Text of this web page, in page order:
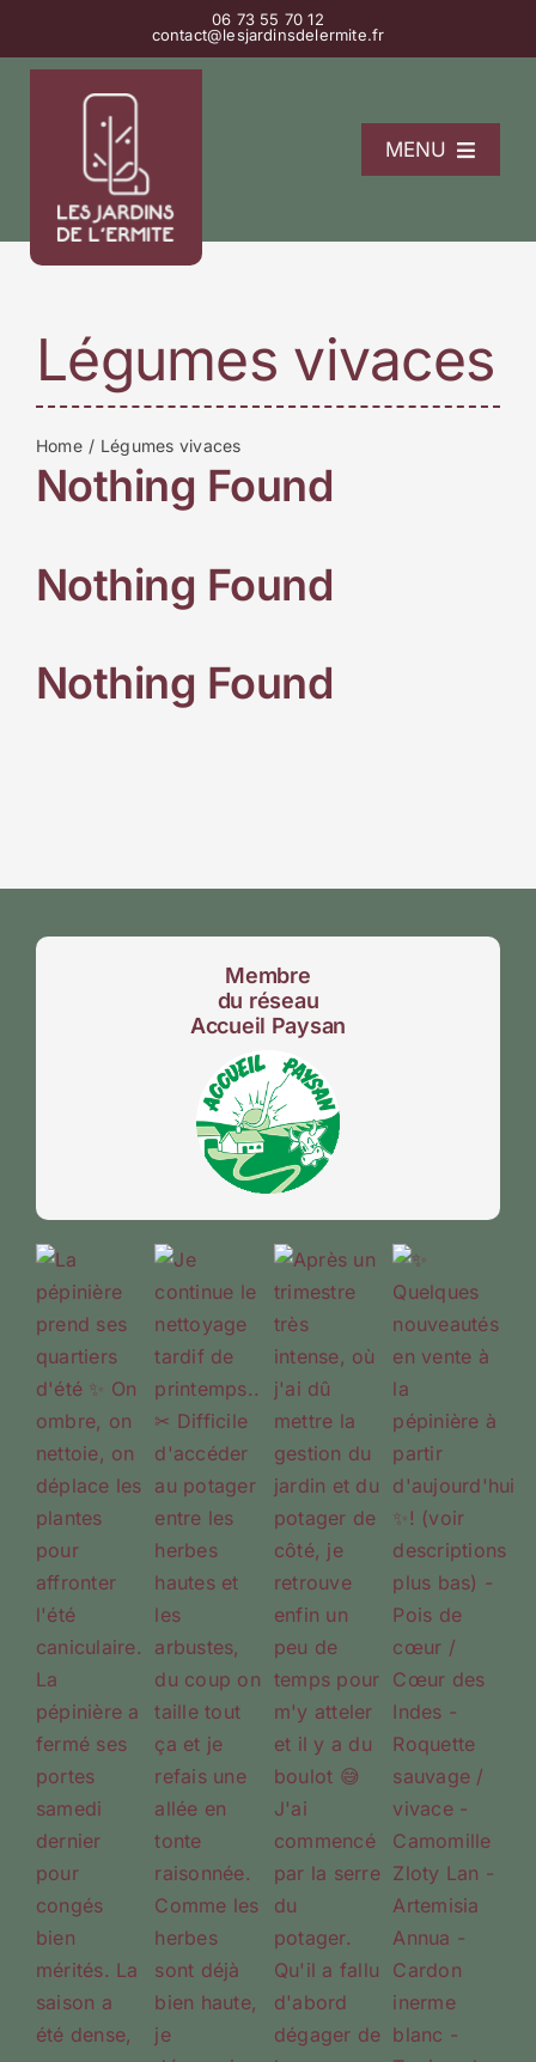
06 73 55 70 12
contact@lesjardinsdelermite.fr
MENU
La pépinière
Contact
Légumes vivaces
Home Légumes vivaces
Nothing Found
Nothing Found
Nothing Found
Membre
du réseau
Accueil Paysan